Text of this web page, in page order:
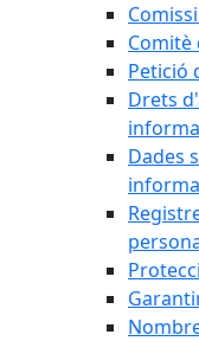
Comitè
Petició
Drets
Dades